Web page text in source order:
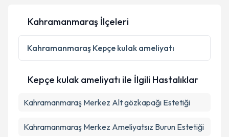
Kişisel verilerimin işlenmesine ilişkin
Aydınlatma
Metni'ni okudum ve kişisel verilerimin belirtilen
Kahramanmaraş İlçeleri
Kahramanmaraş Kepçe kulak ameliyatı
Kepçe kulak ameliyatı ile İlgili Hastalıklar
Kahramanmaraş Merkez Alt gözkapağı Estetiği
Kahramanmaraş Merkez Ameliyatsız Burun Estetiği